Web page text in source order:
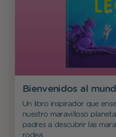
Bienvenidos al
Un libro inspirador que
nuestro maravilloso
padres a descubrir las
rodea.